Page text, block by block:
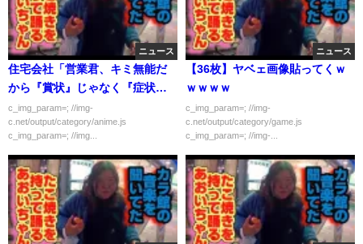
ニュース
住宅会社「営業君、キミ無能だ
から『賞状』じゃなく『症状』
渡すねｗ」→社員自殺
c_img_param=; //img-
c.net/output/category/anime.js
c_img_param=; //img...
ニュース
【36枚】ヤベェ画像貼ってくｗ
ｗｗｗｗ
c_img_param=; //img-
c.net/output/category/game.js
c_img_param=; //img-...